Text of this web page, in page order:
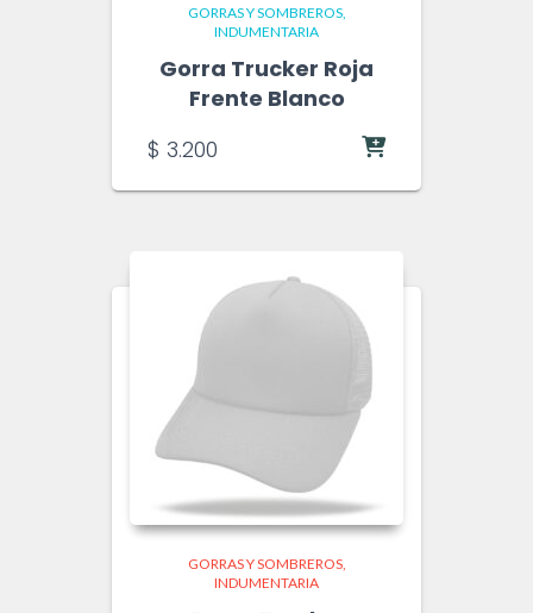
GORRAS Y SOMBREROS
INDUMENTARIA
Gorra Trucker Roja
Frente Blanco
$ 3.200
GORRAS Y SOMBREROS
INDUMENTARIA